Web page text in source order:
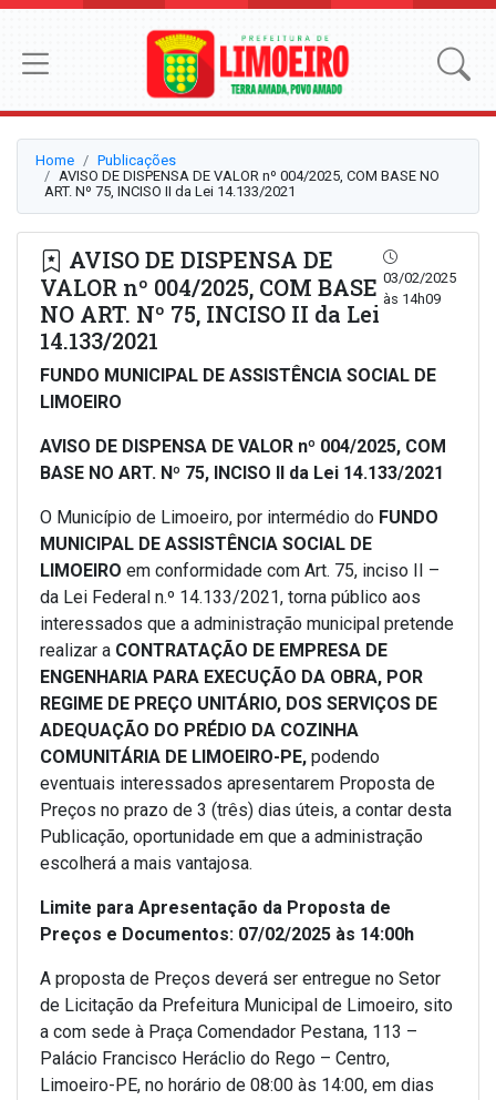
Home
Publicações
AVISO DE DISPENSA DE VALOR nº 004/2025, COM BASE NO
ART. Nº 75, INCISO II da Lei 14.133/2021
AVISO DE DISPENSA DE
VALOR nº 004/2025, COM BASE
NO ART. Nº 75, INCISO II da Lei
14.133/2021
03/02/2025
às 14h09
FUNDO MUNICIPAL DE ASSISTÊNCIA SOCIAL DE
LIMOEIRO
AVISO DE DISPENSA DE VALOR nº 004/2025, COM
BASE NO ART. Nº 75, INCISO II da Lei 14.133/2021
O Município de Limoeiro, por intermédio do FUNDO
MUNICIPAL DE ASSISTÊNCIA SOCIAL DE
LIMOEIRO em conformidade com Art. 75, inciso II –
da Lei Federal n.º 14.133/2021, torna público aos
interessados que a administração municipal pretende
realizar a CONTRATAÇÃO DE EMPRESA DE
ENGENHARIA PARA EXECUÇÃO DA OBRA, POR
REGIME DE PREÇO UNITÁRIO, DOS SERVIÇOS DE
ADEQUAÇÃO DO PRÉDIO DA COZINHA
COMUNITÁRIA DE LIMOEIRO-PE, podendo
eventuais interessados apresentarem Proposta de
Preços no prazo de 3 (três) dias úteis, a contar desta
Publicação, oportunidade em que a administração
escolherá a mais vantajosa.
Limite para Apresentação da Proposta de
Preços e Documentos: 07/02/2025 às 14:00h
A proposta de Preços deverá ser entregue no Setor
de Licitação da Prefeitura Municipal de Limoeiro, sito
a com sede à Praça Comendador Pestana, 113 –
Palácio Francisco Heráclio do Rego – Centro,
Limoeiro-PE, no horário de 08:00 às 14:00, em dias